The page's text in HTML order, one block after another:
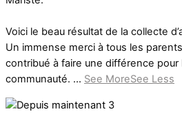
Voici le beau résultat de la collecte
Un immense merci à tous les
contribué à faire une différence
communauté. ... See MoreSee Less